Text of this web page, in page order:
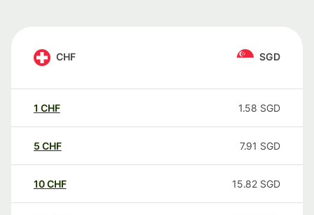
CHF SGD
1 CHF 1.58 SGD
5 CHF 7.91 SGD
10CHF 15.82 SGD